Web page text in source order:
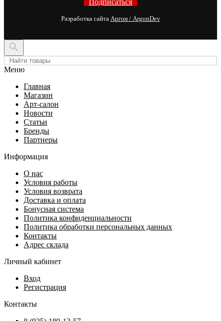
Подписаться
Разработка сайта Аргон / ArgonDev

Меню
Главная
Магазин
Арт-салон
Новости
Статьи
Бренды
Партнеры
Информация
О нас
Условия работы
Условия возврата
Доставка и оплата
Бонусная система
Политика конфиденциальности
Политика обработки персональных данных
Контакты
Адрес склада
Личный кабинет
Вход
Регистрация
Контакты